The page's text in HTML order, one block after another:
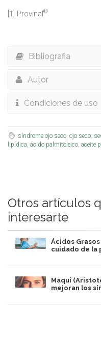
[1] Provinal®
Bibliografia
Autor
Condiciones de uso
síndrome ojo seco, ojo seco,
lipídica ácido palmitoleico aceite
Otros artículos
interesarte
Ácidos
cuidado de la
Maqui
mejoran los